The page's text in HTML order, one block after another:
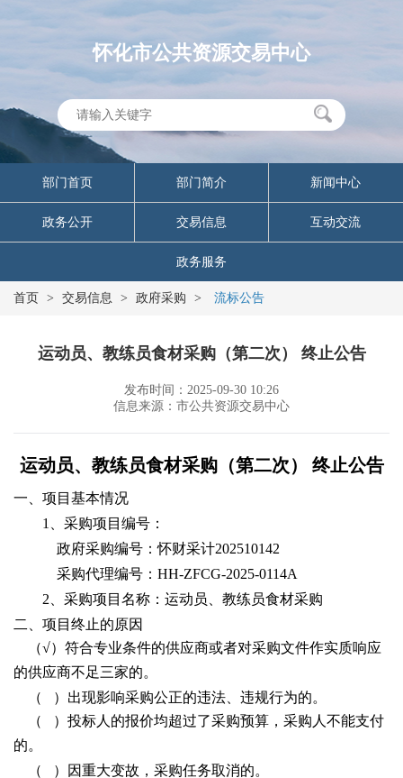
怀化市公共资源交易中心
部门首页 部门简介 新闻中心
政务公开 交易信息 互动交流
政务服务
首页 > 交易信息 > 政府采购 > 流标公告
运动员、教练员食材采购（第二次） 终止公告
发布时间：2025-09-30 10:26
信息来源：市公共资源交易中心
运动员、教练员食材采购（第二次） 终止公告
一、项目基本情况
1、采购项目编号：
政府采购编号：怀财采计202510142
采购代理编号： HH-ZFCG-2025-0114A
2、采购项目名称：运动员、教练员食材采购
二、项目终止的原因
（√）符合专业条件的供应商或者对采购文件作实质响应
的供应商不足三家的。
（
）出现影响采购公正的违法、违规行为的。
（
）投标人的报价均超过了采购预算，采购人不能支付
的。
（
）因重大变故，采购任务取消的。